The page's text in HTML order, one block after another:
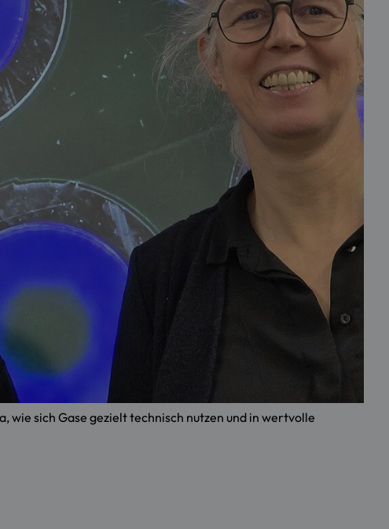
wie sich Gase gezielt technisch nutzen und in wertvolle